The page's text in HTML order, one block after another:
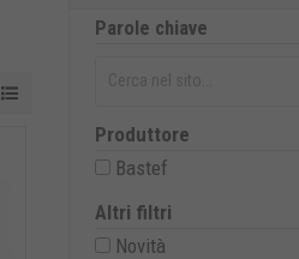
Parole chiave
Produttore
Bastef
Altri filtri
Novità